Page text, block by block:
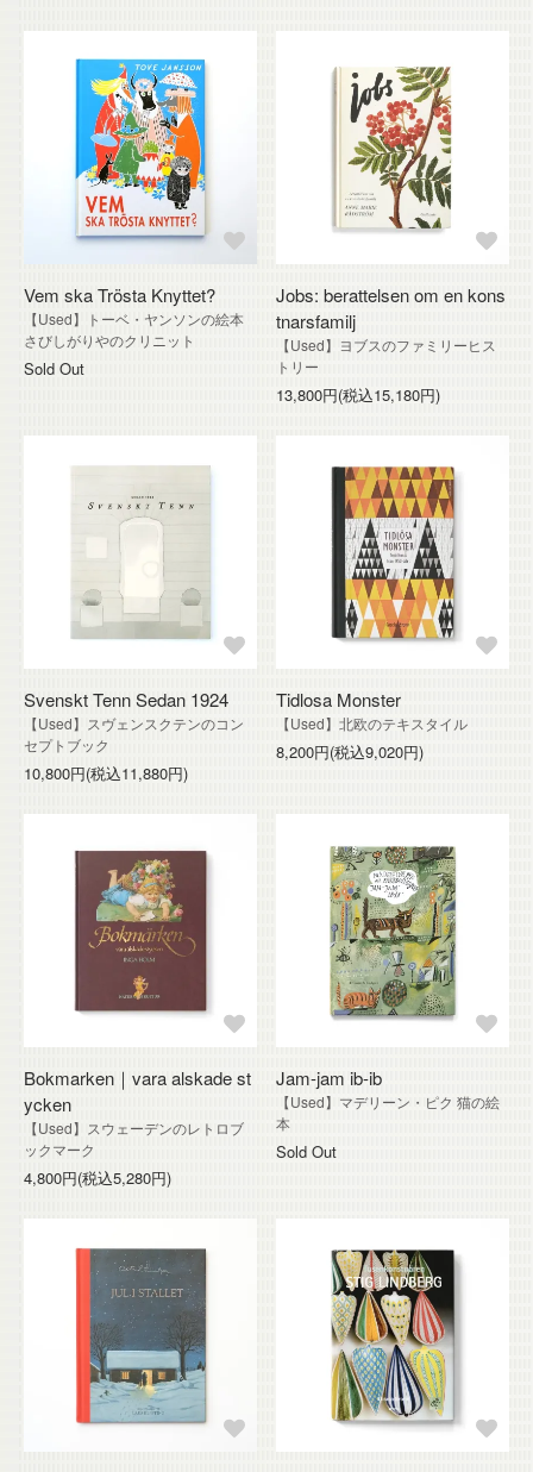
Vem ska Trösta Knyttet?
【Used】トーベ・ヤンソンの絵本
さびしがりやのクリニット
Sold Out
Jobs: berattelsen om en kons
tnarsfamilj
【Used】ヨブスのファミリーヒス
トリー
13,800円(税込15,180円)
Svenskt Tenn Sedan 1924
【Used】スヴェンスクテンのコン
セプトブック
10,800円(税込11,880円)
Tidlosa Monster
【Used】北欧のテキスタイル
8,200円(税込9,020円)
Bokmarken｜vara alskade st
ycken
【Used】スウェーデンのレトロブ
ックマーク
4,800円(税込5,280円)
Jam-jam ib-ib
【Used】マデリーン・ピク 猫の絵
本
Sold Out